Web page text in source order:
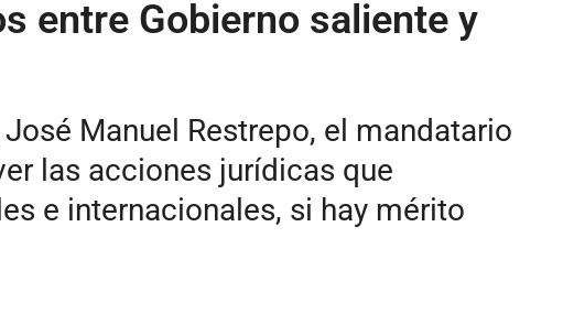
entre Gobierno saliente y
Manuel Restrepo, el mandatario
las acciones jurídicas que
e internacionales, si hay mérito